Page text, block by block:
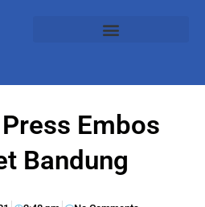
Embos
Bandung